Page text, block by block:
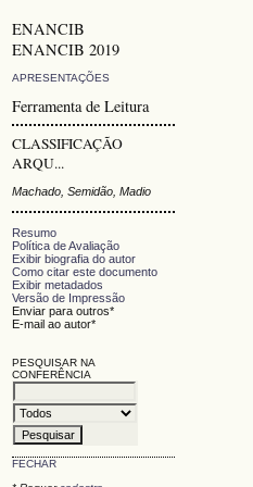
ENANCIB
ENANCIB 2019
APRESENTAÇÕES
Ferramenta de Leitura
CLASSIFICAÇÃO
ARQU...
Machado, Semidão, Madio
Resumo
Política de Avaliação
Exibir biografia do autor
Como citar este documento
Exibir metadados
Versão de Impressão
Enviar para outros*
E-mail ao autor*
PESQUISAR NA
CONFERÊNCIA
FECHAR